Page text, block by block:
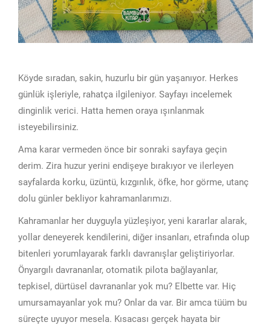
Köyde sıradan, sakin, huzurlu bir gün yaşanıyor. Herkes
günlük işleriyle, rahatça ilgileniyor. Sayfayı incelemek
dinginlik verici. Hatta hemen oraya ışınlanmak
isteyebilirsiniz.
Ama karar vermeden önce bir sonraki sayfaya geçin
derim. Zira huzur yerini endişeye bırakıyor ve ilerleyen
sayfalarda korku, üzüntü, kızgınlık, öfke, hor görme, utanç
dolu günler bekliyor kahramanlarımızı.
Kahramanlar her duyguyla yüzleşiyor, yeni kararlar alarak,
yollar deneyerek kendilerini, diğer insanları, etrafında olup
bitenleri yorumlayarak farklı davranışlar geliştiriyorlar.
Önyargılı davrananlar, otomatik pilota bağlayanlar,
tepkisel, dürtüsel davrananlar yok mu? Elbette var. Hiç
umursamayanlar yok mu? Onlar da var. Bir amca tüüm bu
süreçte uyuyor mesela. Kısacası gerçek hayata bir